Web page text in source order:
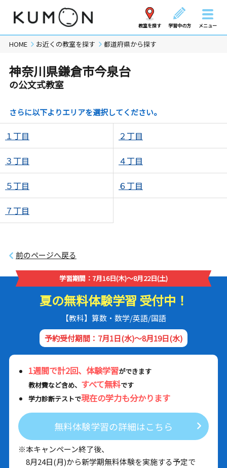
教室を探す 学習中の方 メニュー
HOME お近くの教室を探す 都道府県から探す
神奈川県鎌倉市今泉台
の公文式教室
さらに以下よりエリアを選択してください。
１丁目 ２丁目
３丁目 ４丁目
５丁目 ６丁目
７丁目
前のページへ戻る
学習期間：7月16日(木)～8月22日(土)
夏の無料体験学習 受付中！
【教科】算数・数学/英語/国語
予約受付期間：7月1日(水)～8月19日(水)
1週間で計2回、体験学習ができます
教材費など含め、 すべて無料です
学力診断テストで現在の学力も分かります
無料体験学習の詳細はこちら
※本キャンペーン終了後、
8月24日(月)から新学期無料体験を実施する予定で